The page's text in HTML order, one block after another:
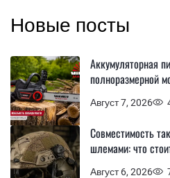
Новые посты
Август 7, 2026
Аккумуляторная
полноразмерной
Август 6, 2026
Совместимость
шлемами: что